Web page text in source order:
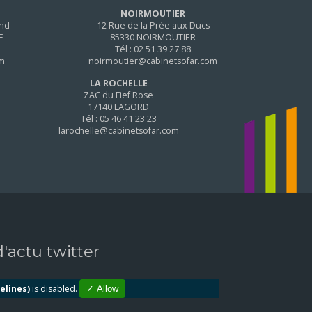
NOIRMOUTIER
12 Rue de la Prée aux Ducs
85330 NOIRMOUTIER
Tél : 02 51 39 27 88
noirmoutier@cabinetsofar.com
LA ROCHELLE
ZAC du Fief Rose
17140 LAGORD
Tél : 05 46 41 23 23
larochelle@cabinetsofar.com
twitter
is disabled. ✓ Allow